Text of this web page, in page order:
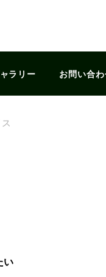
ラリー お問い合
い